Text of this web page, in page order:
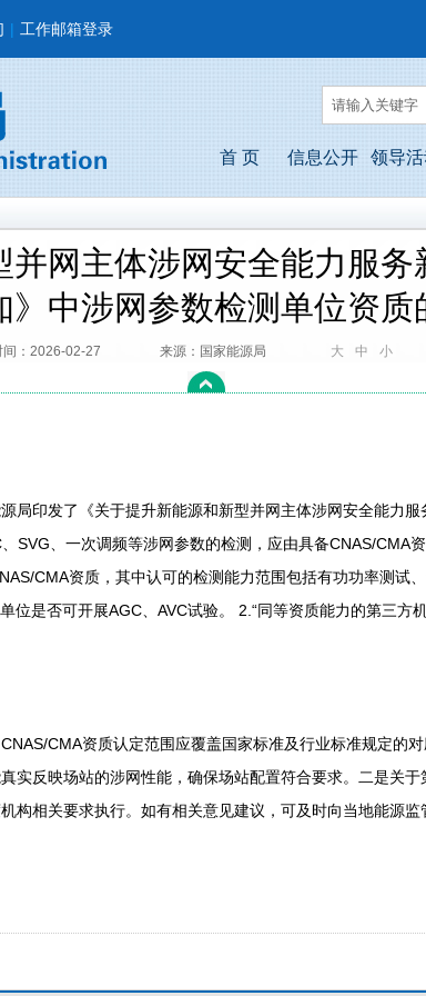
| 工作邮箱登录
首 页 信息公开 领导
并网主体涉网安全能力服
》中涉网参数检测单位资质
间：2026-02-27 来源：国家能源局 大 中 小
局印发了《关于提升新能源和新型并网主体涉网安全能力
SVG、一次调频等涉网参数的检测，应由具备CNAS/CMA
CMA资质，其中认可的检测能力范围包括有功功率测试
位是否可开展AGC、AVC试验。 2.“同等资质能力的第三方
CMA资质认定范围应覆盖国家标准及行业标准规定的
实反映场站的涉网性能，确保场站配置符合要求。二是关
构相关要求执行。如有相关意见建议，可及时向当地能源监